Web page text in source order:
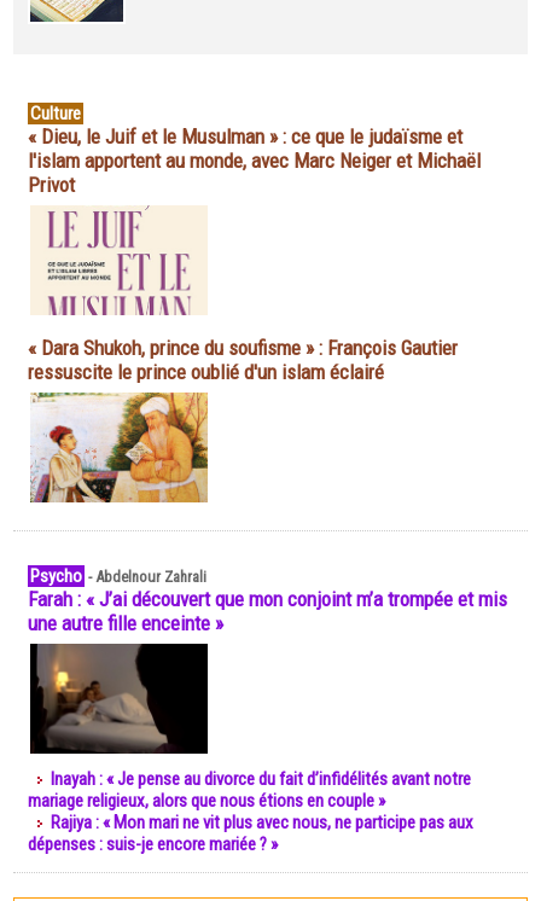
Culture
« Dieu, le Juif et le Musulman » : ce que le judaïsme et
l'islam apportent au monde, avec Marc Neiger et Michaël
Privot
« Dara Shukoh, prince du soufisme » : François Gautier
ressuscite le prince oublié d'un islam éclairé
Psycho -Abdelnour Zahrali
Farah : « J’ai découvert que mon conjoint m’a trompée et mis
une autre fille enceinte »
Inayah : « Je pense au divorce du fait d’infidélités avant notre
mariage religieux, alors que nous étions en couple »
Rajiya : « Mon mari ne vit plus avec nous, ne participe pas aux
dépenses : suis-je encore mariée ? »